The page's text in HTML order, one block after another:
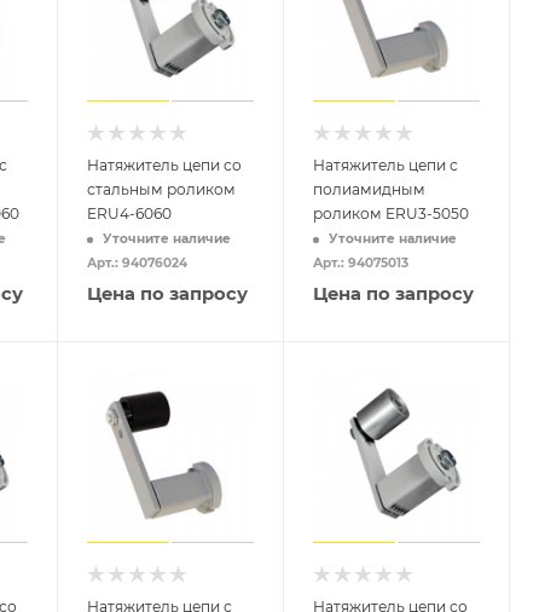
Натяжитель цепи со
стальным роликом
ERU4-6060
Уточните наличие
Арт.: 94076024
Цена по запросу
Натяжитель цепи с
полиамидным
роликом ERU3-5050
Уточните наличие
Арт.: 94075013
Цена по запросу
Натяжитель цепи с
Натяжитель цепи со